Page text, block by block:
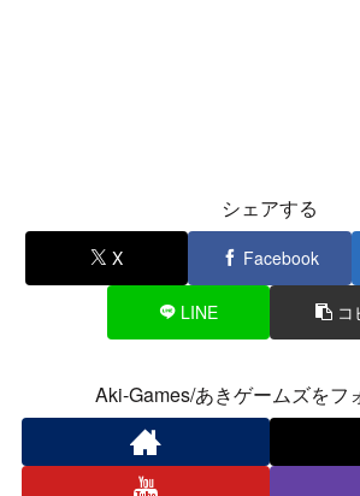
シェアする
X Facebook
LINE コ
Aki-Games/あきゲームズをフ